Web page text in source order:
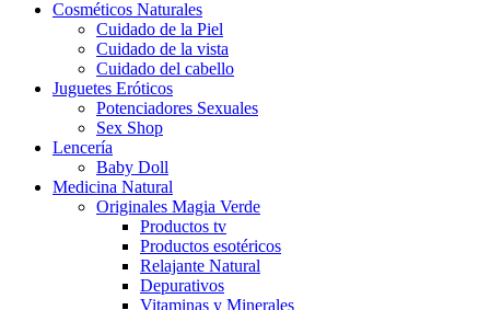
Cosméticos Naturales
Cuidado de la Piel
Cuidado de la vista
Cuidado del cabello
Juguetes Eróticos
Potenciadores Sexuales
Sex Shop
Lencería
Baby Doll
Medicina Natural
Originales Magia Verde
Productos tv
Productos esotéricos
Relajante Natural
Depurativos
Vitaminas y Minerales